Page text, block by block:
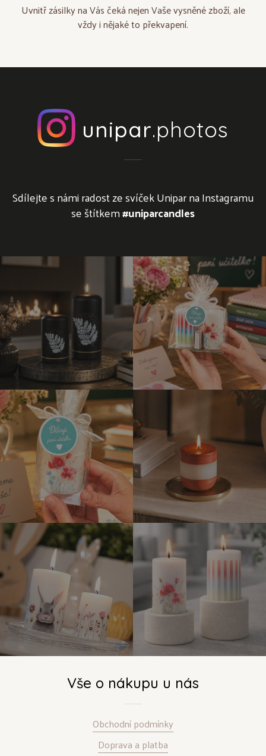
Uvnitř zásilky na Vás čeká nejen Vaše vysněné zboží, ale
vždy i nějaké to překvapení.
unipar.photos
Sdílejte s námi radost ze svíček Unipar na Instagramu
se štítkem#uniparcandles
Vše o nákupu u nás
Obchodní podmínky
Doprava a platba